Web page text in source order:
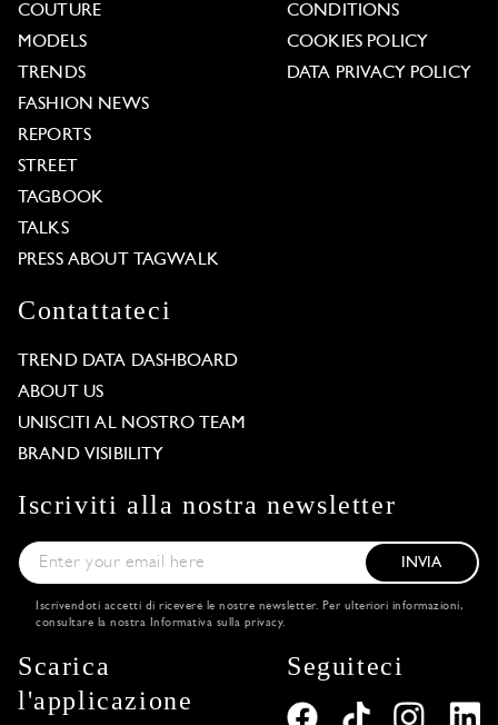
COUTURE
MODELS
TRENDS
FASHION NEWS
REPORTS
STREET
TAGBOOK
TALKS
PRESS ABOUT TAGWALK
CONDITIONS
COOKIES POLICY
DATA PRIVACY POLICY
Contattateci
TREND DATA DASHBOARD
ABOUT US
UNISCITI AL NOSTRO TEAM
BRAND VISIBILITY
Iscriviti alla nostra newsletter
INVIA
Iscrivendoti accetti di ricevere le nostre newsletter. Per ulteriori informazioni,
consultare la nostra
Informativa sulla privacy.
Scarica
l'applicazione
Seguiteci